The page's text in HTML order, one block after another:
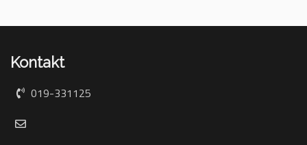
Kontakt
019-331125